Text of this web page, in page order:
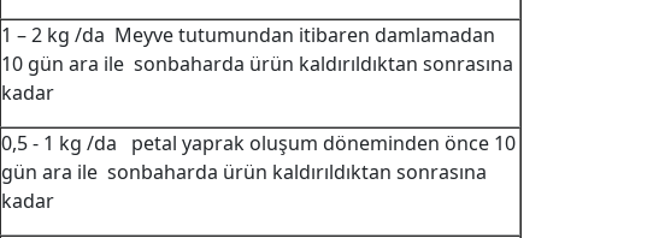
1 – 2 kg /da Meyve tutumundan itibaren damlamadan
10 gün ara ile sonbaharda ürün kaldırıldıktan sonrasına
kadar
0,5 - 1 kg /da petal yaprak oluşum döneminden önce 10
gün ara ile sonbaharda ürün kaldırıldıktan sonrasına
kadar